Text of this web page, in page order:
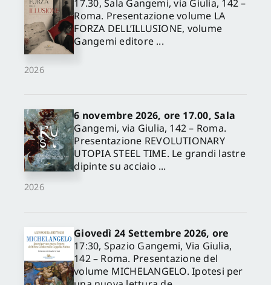
2026
17.30, Sala Gangemi, via Giulia, 142 –
Roma. Presentazione volume LA
FORZA DELL’ILLUSIONE, volume
Gangemi editore ...
2026
6 novembre 2026, ore 17.00, Sala
Gangemi, via Giulia, 142 – Roma.
Presentazione REVOLUTIONARY
UTOPIA STEEL TIME. Le grandi lastre
dipinte su acciaio ...
Giovedì 24 Settembre 2026, ore
17:30, Spazio Gangemi, Via Giulia,
142 – Roma. Presentazione del
volume MICHELANGELO. Ipotesi per